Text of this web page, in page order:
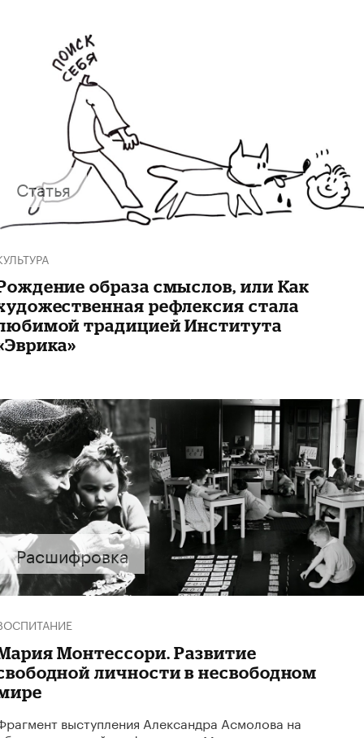
Статья
образа смыслов, или Как
рефлексия стала
традицией Института
Расшифровка
Монтессори. Развитие
личности в несвободном
выступления Александра Асмолова на